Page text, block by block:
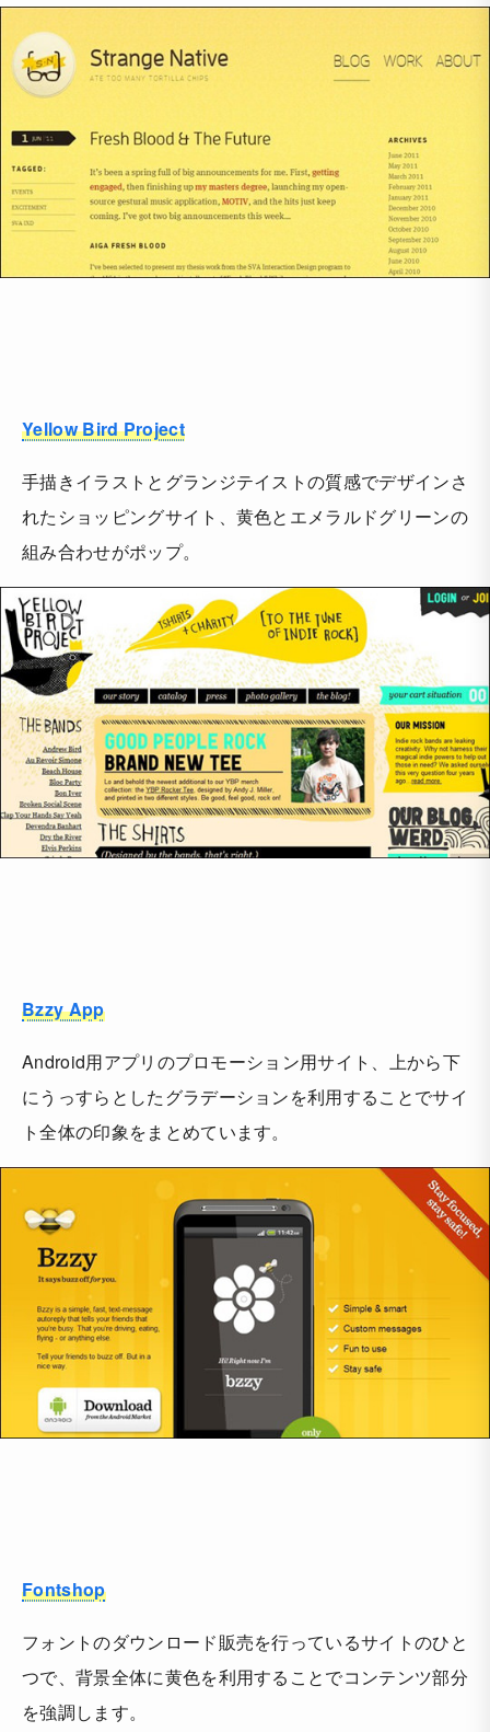
Yellow Bird Project
手描きイラストとグランジテイストの質感でデザインさ
れたショッピングサイト、黄色とエメラルドグリーンの
組み合わせがポップ。
Bzzy App
Android用アプリのプロモーション用サイト、上から下
にうっすらとしたグラデーションを利用することでサイ
ト全体の印象をまとめています。
Fontshop
フォントのダウンロード販売を行っているサイトのひと
つで、背景全体に黄色を利用することでコンテンツ部分
を強調します。